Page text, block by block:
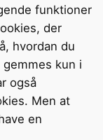
funktioner
der
hvordan du
kun i
også
Men at
en